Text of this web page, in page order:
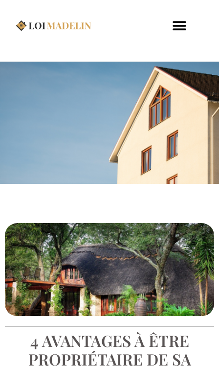
4 AVANTAGES À ÊTRE
PROPRIÉTAIRE DE SA